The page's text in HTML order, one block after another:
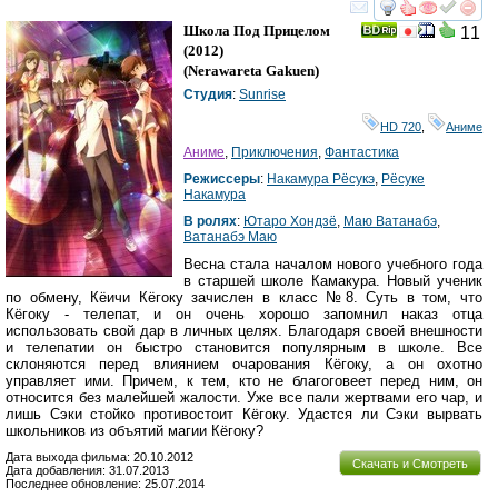
смотреть
11
Школа Под Прицелом
(2012)
(Nerawareta Gakuen)
Студия: Sunrise
HD 720 Аниме
Аниме Приключения Фантастика
Режиссеры: Накамура Рёсукэ Рёсуке
Накамура
В ролях: Ютаро Хондзё Маю Ватанабэ
Ватанабэ Маю
Весна стала началом нового учебного года
в старшей школе Камакура. Новый ученик
по обмену, Кёичи Кёгоку зачислен в класс №8. Суть в том, что
Кёгоку - телепат, и он очень хорошо запомнил наказ отца
использовать свой дар в личных целях. Благодаря своей внешности
и телепатии он быстро становится популярным в школе. Все
склоняются перед влиянием очарования Кёгоку, а он охотно
управляет ими. Причем, к тем, кто не благоговеет перед ним, он
относится без малейшей жалости. Уже все пали жертвами его чар, и
лишь Сэки стойко противостоит Кёгоку. Удастся ли Сэки вырвать
школьников из объятий магии Кёгоку?
Скачать и Смотреть
Дата выхода фильма: 20.10.2012
Дата добавления: 31.07.2013
Последнее обновление: 25.07.2014